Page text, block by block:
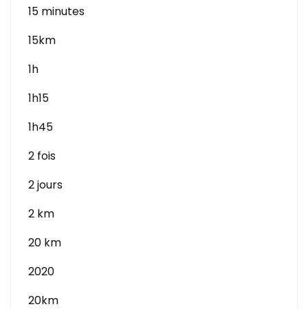
15 minutes
15km
1h
1h15
1h45
2 fois
2 jours
2 km
20 km
2020
20km